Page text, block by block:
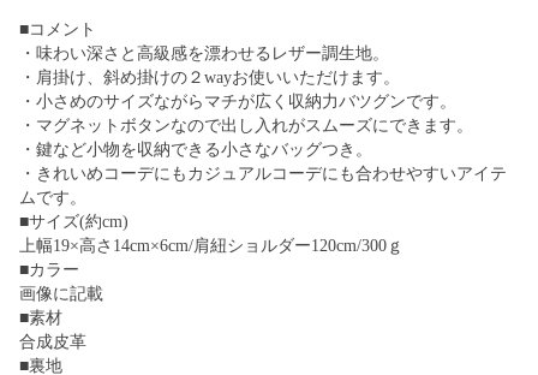
■コメント
・味わい深さと高級感を漂わせるレザー調生地。
・肩掛け、斜め掛けの２wayお使いいただけます。
・小さめのサイズながらマチが広く収納力バツグンです。
・マグネットボタンなので出し入れがスムーズにできます。
・鍵など小物を収納できる小さなバッグつき。
・きれいめコーデにもカジュアルコーデにも合わせやすいアイテ
ムです。
■サイズ(約cm)
上幅19×高さ14cm×6cm/肩紐ショルダー120cm/300ｇ
■カラー
画像に記載
■素材
合成皮革
■裏地